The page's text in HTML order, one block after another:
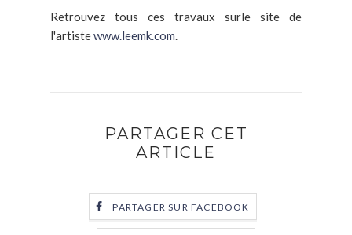
Retrouvez tous ces travaux surle site de
l'artistewww.leemk.com.
PARTAGER CET
ARTICLE
PARTAGER SUR FACEBOOK